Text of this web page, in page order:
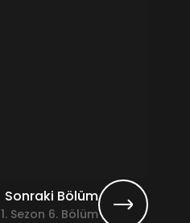
Sonraki Bölüm
1. Sezon 6. Bölüm